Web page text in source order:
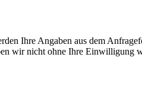
Ihre Angaben aus dem
wir nicht ohne Ihre Einwilligung